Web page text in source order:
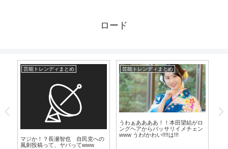
ロード
芸能トレンディまとめ
マジか！？長瀬智也 自民党への
風刺投稿って、ヤバってwww
芸能トレンディまとめ
うわぁああああ！！本田望結がロ
ングヘアからバッサリイメチェン
www うわ!かわい!!!!は!!!